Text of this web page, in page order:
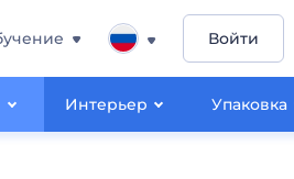
Интерьер Упаковка
Войти